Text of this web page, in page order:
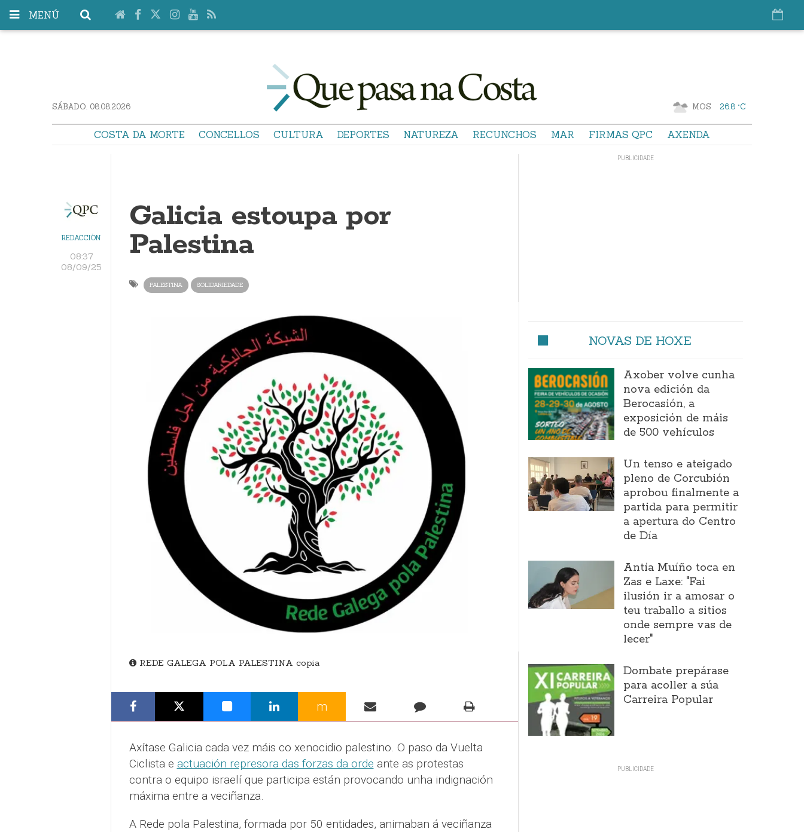
MENÚ
SÁBADO. 08.08.2026 MOS 26.8 °C
COSTA DA MORTE CONCELLOS CULTURA DEPORTES NATUREZA RECUNCHOS MAR FIRMAS QPC AXENDA
REDACCIÓN
08:37
08/09/25
Galicia estoupa por
Palestina
PALESTINA SOLIDARIEDADE
REDE GALEGA POLA PALESTINA copia
m
Axítase Galicia cada vez máis co xenocidio palestino. O paso da Vuelta
Ciclista e actuación represora das forzas da orde ante as protestas
contra o equipo israelí que participa están provocando unha indignación
máxima entre a veciñanza.
A Rede pola Palestina, formada por 50 entidades, animaban á veciñanza
NOVAS DE HOXE
Axober volve cunha
nova edición da
Berocasión, a
exposición de máis
de 500 vehículos
Un tenso e ateigado
pleno de Corcubión
aprobou finalmente a
partida para permitir
a apertura do Centro
de Día
Antía Muíño toca en
Zas e Laxe: "Fai
ilusión ir a amosar o
teu traballo a sitios
onde sempre vas de
lecer"
Dombate prepárase
para acoller a súa
Carreira Popular